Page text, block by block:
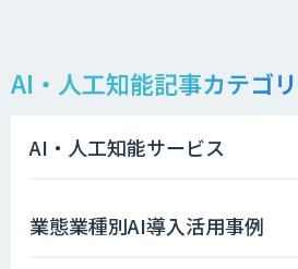
AI・人工知能記事カテゴ
AI・人工知能サービス
業態業種別AI導入活用事例